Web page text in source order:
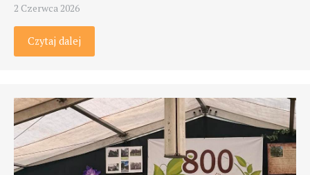
2 Czerwca 2026
Czytaj dalej